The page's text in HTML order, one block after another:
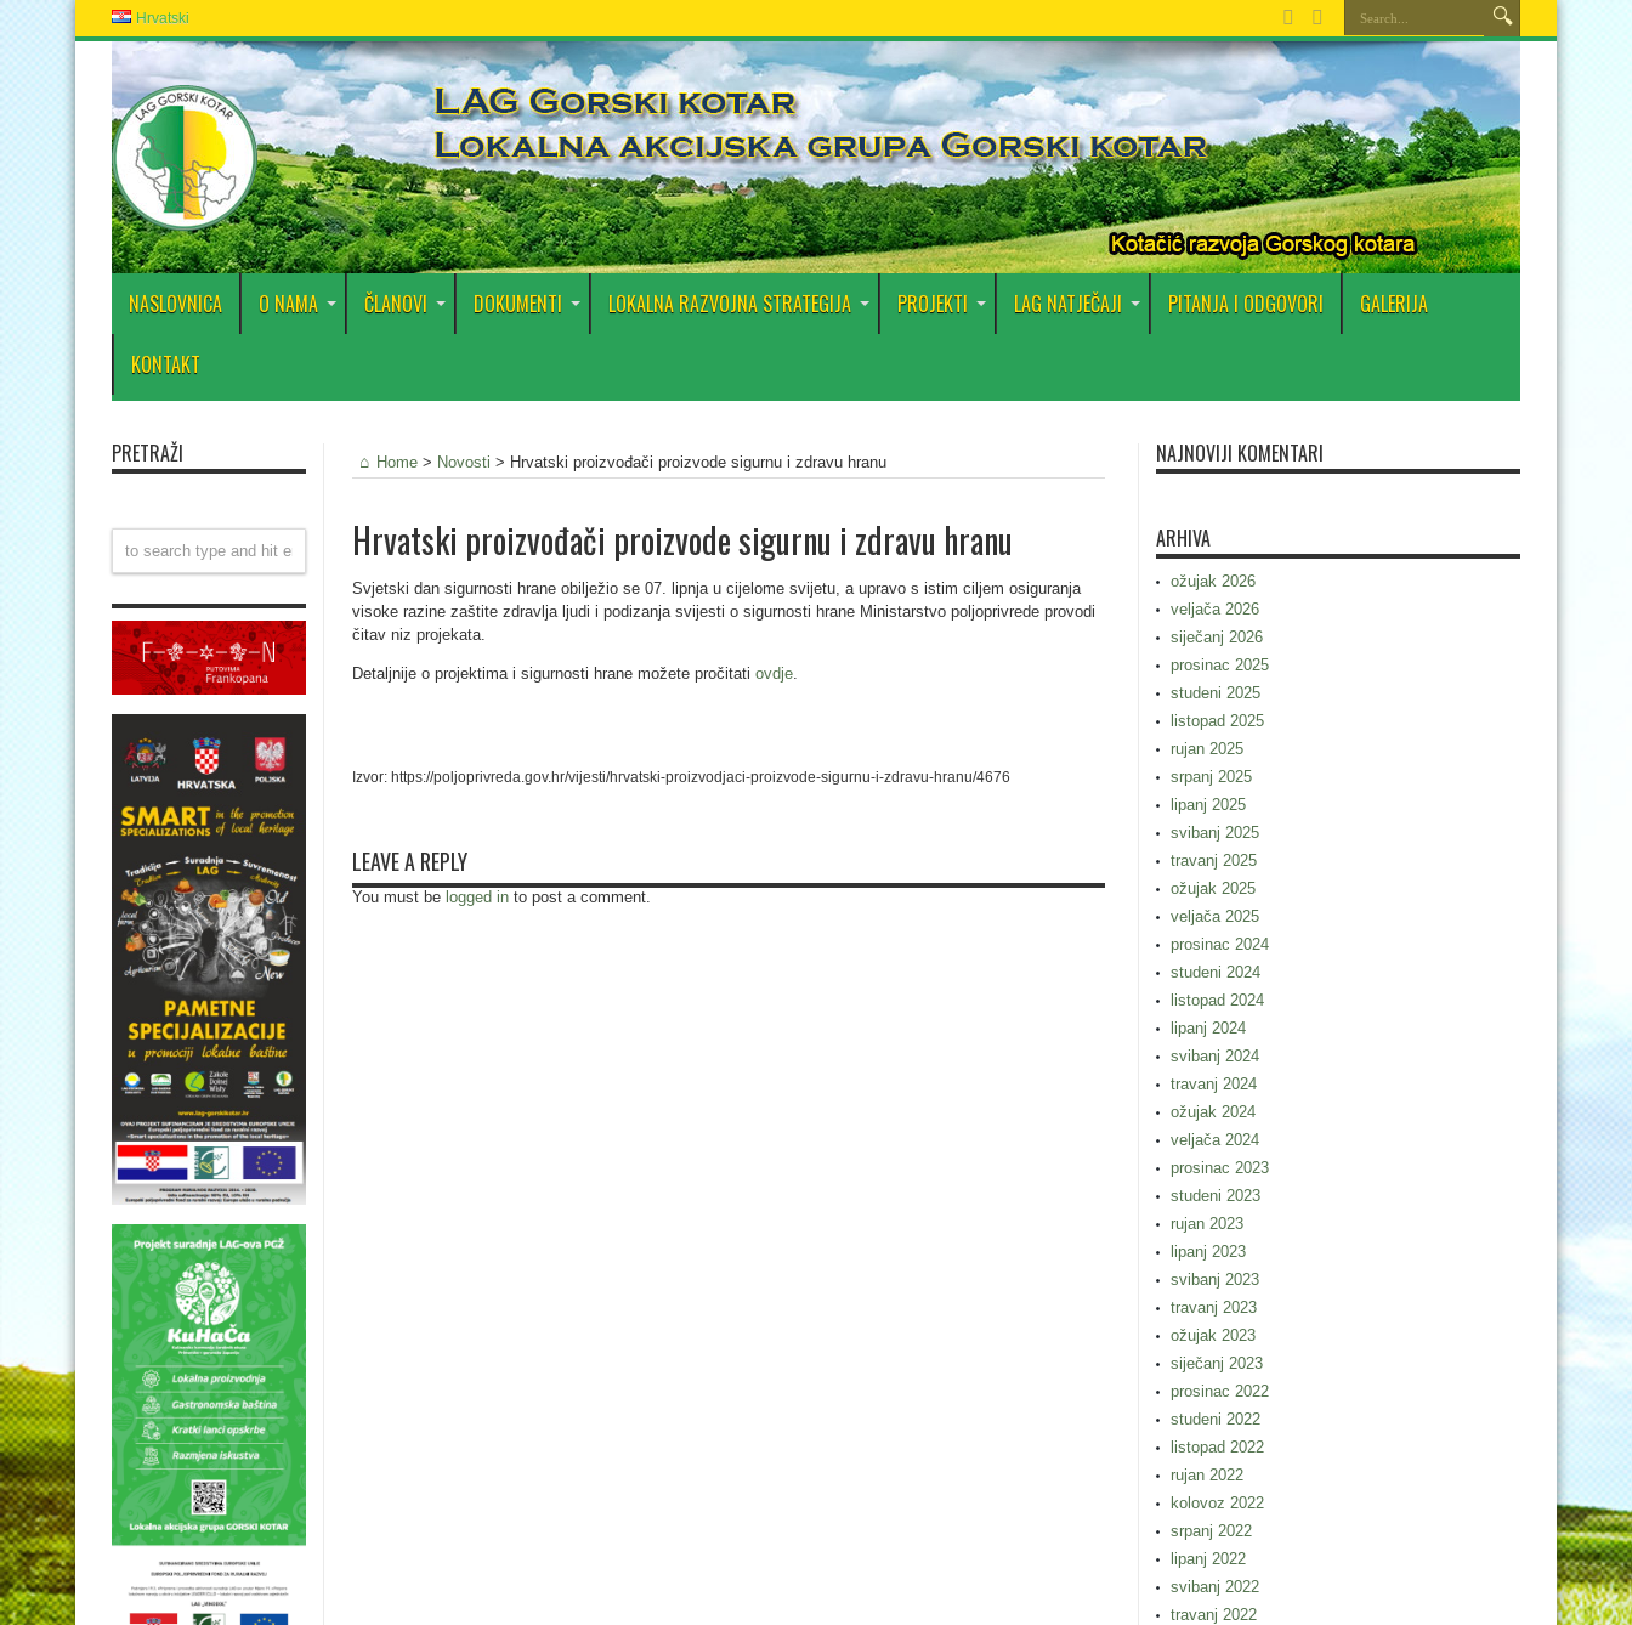
Hrvatski
NASLOVNICA O NAMA ČLANOVI DOKUMENTI LOKALNA RAZVOJNA STRATEGIJA PROJEKTI LAG NATJEČAJI PITANJA I ODGOVORI GALERIJA
KONTAKT
Home > Novosti > Hrvatski proizvođači proizvode sigurnu i zdravu hranu
Hrvatski proizvođači proizvode sigurnu i zdravu hranu
Svjetski dan sigurnosti hrane obilježio se 07. lipnja u cijelome svijetu, a upravo s istim ciljem osiguranja
visoke razine zaštite zdravlja ljudi i podizanja svijesti o sigurnosti hrane Ministarstvo poljoprivrede provodi
čitav niz projekata.
Detaljnije o projektima i sigurnosti hrane možete pročitati ovdje.
Izvor: https://poljoprivreda.gov.hr/vijesti/hrvatski-proizvodjaci-proizvode-sigurnu-i-zdravu-hranu/4676
LEAVE A REPLY
You must be logged in to post a comment.
PRETRAŽI NAJNOVIJI KOMENTARI
ARHIVA
ožujak 2026
veljača 2026
siječanj 2026
prosinac 2025
studeni 2025
listopad 2025
rujan 2025
srpanj 2025
lipanj 2025
svibanj 2025
travanj 2025
ožujak 2025
veljača 2025
prosinac 2024
studeni 2024
listopad 2024
lipanj 2024
svibanj 2024
travanj 2024
ožujak 2024
veljača 2024
prosinac 2023
studeni 2023
rujan 2023
lipanj 2023
svibanj 2023
travanj 2023
ožujak 2023
siječanj 2023
prosinac 2022
studeni 2022
listopad 2022
rujan 2022
kolovoz 2022
srpanj 2022
lipanj 2022
svibanj 2022
travanj 2022